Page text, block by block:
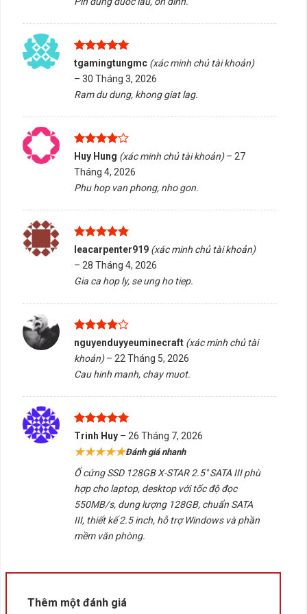
Tên sản phẩm
Dung lượng
128GB
Chuẩn giao tiếp
SATA III 6Gb/s
2.5 inch
Tốc độ đọc
Tốc độ ghi
Loại bộ nhớ
NAND Flash
Tương thích
Laptop, PC hỗ trợ SATA
Chống rung
Thấp
Theo nhà sản xuất
3. Lợi ích khi sử dụng Ổ cứng SSD 128GB
X-STAR 2.5″ SATA III
Tăng tốc đáng kể cho laptop hoặc PC đời cũ.
HDD.
Giảm thời gian mở phần mềm và truy xuất dữ liệu.
Hoạt động yên tĩnh, không phát ra tiếng ồn cơ học.
Giúp máy tính phản hồi nhanh hơn trong quá trình làm
Tiết kiệm điện năng và giảm nhiệt lượng tỏa ra.
Chi phí đầu tư thấp nhưng mang lại hiệu quả nâng cấp
4. FAQ – Câu hỏi thường gặp
Được xếp
hạng5 5
sao
tgamingtungmc (xác minh chủ tài khoản)
– 30 Tháng 3, 2026
Ram du dung, khong giat lag.
Được
xếp hạng
4 5 sao
Huy Hung (xác minh chủ tài khoản) – 27
Tháng 4, 2026
Phu hop van phong, nho gon.
Được xếp
hạng5 5
sao
leacarpenter919 (xác minh chủ tài khoản)
– 28 Tháng 4, 2026
Gia ca hop ly, se ung ho tiep.
Được
xếp hạng
45 sao
nguyenduyyeuminecraft (xác minh chủ tài
khoản) – 22 Tháng 5, 2026
Cau hinh manh, chay muot.
Được xếp
hạng5
5
sao
Trinh Huy – 26 Tháng 7, 2026
★★★★★Đánh giá nhanh
Ổ cứng SSD 128GB X-STAR 2.5″ SATA III phù
hợp cho laptop, desktop với tốc độ đọc
550MB/s, dung lượng 128GB, chuẩn SATA
III, thiết kế 2.5 inch, hỗ trợ Windows và phần
mềm văn phòng.
Thêm một đánh giá